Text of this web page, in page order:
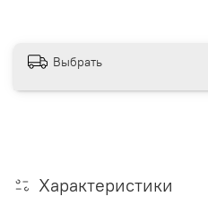
Выбрать
Характеристики